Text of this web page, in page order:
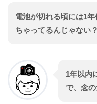
電池が切れる頃には1
ちゃってるんじゃない？
1年以内
で、念の